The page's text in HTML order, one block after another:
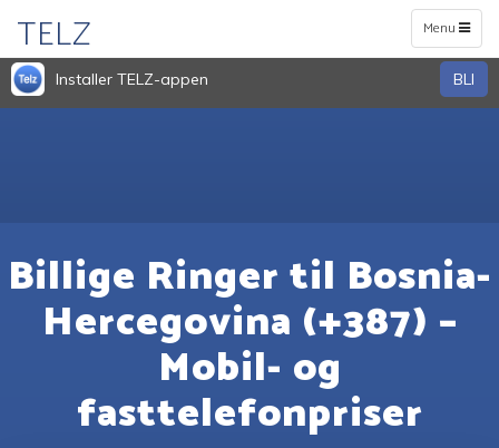
Toggle
navigation
Menu
TELZ
Installer TELZ-appen BLI
Billige Ringer til Bosnia-
Hercegovina (+387) –
Mobil- og
fasttelefonpriser